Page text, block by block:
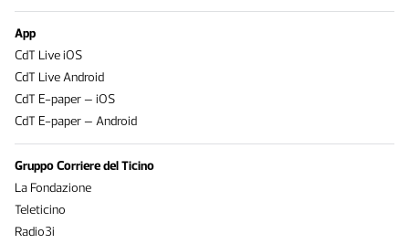
App
CdT Live iOS
CdT Live Android
CdT E-paper – iOS
CdT E-paper – Android
Gruppo Corriere del Ticino
La Fondazione
Teleticino
Radio3i